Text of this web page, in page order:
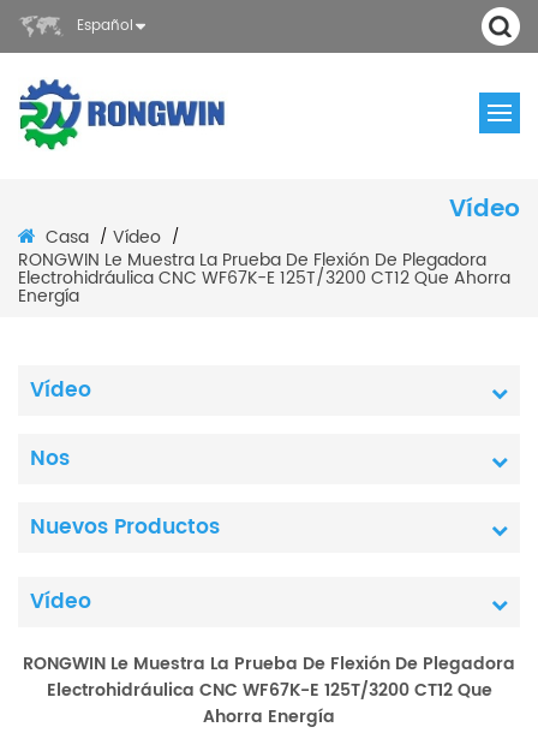
Español
Vídeo
Casa / Vídeo /
RONGWIN Le Muestra La Prueba De Flexión De Plegadora
Electrohidráulica CNC WF67K-E 125T/3200 CT12 Que Ahorra
Energía
Vídeo
Nos
Nuevos Productos
Vídeo
RONGWIN Le Muestra La Prueba De Flexión De Plegadora
Electrohidráulica CNC WF67K-E 125T/3200 CT12 Que
Ahorra Energía